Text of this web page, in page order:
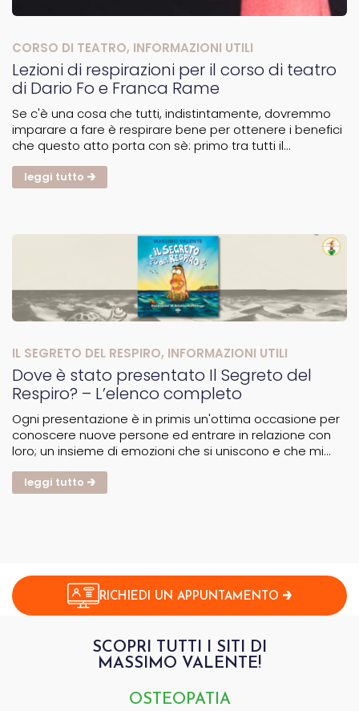
Lezioni di respirazioni per il corso di teatro
di Dario Fo e Franca Rame
CORSO DI TEATRO, INFORMAZIONI UTILI
Se c'è una cosa che tutti, indistintamente, dovremmo
imparare a fare è respirare bene per ottenere i benefici
che questo atto porta con sè: primo tra tutti il
miglioramento del movimento degli organi
dell'apparato digerente. Ma ci sono delle categorie
lavorative per...
leggi tutto
Dove è stato presentato Il Segreto del
Respiro? – L’elenco completo
IL SEGRETO DEL RESPIRO, INFORMAZIONI UTILI
Ogni presentazione è in primis un'ottima occasione per
conoscere nuove persone ed entrare in relazione con
loro; un insieme di emozioni che si uniscono e che mi
permettono di portare avanti uno degli obiettivi
principali ovvere divulgare a quante più persone
possibile...
leggi tutto
RICHIEDI UN APPUNTAMENTO
SCOPRI TUTTI I SITI DI
MASSIMO VALENTE!
OSTEOPATIA